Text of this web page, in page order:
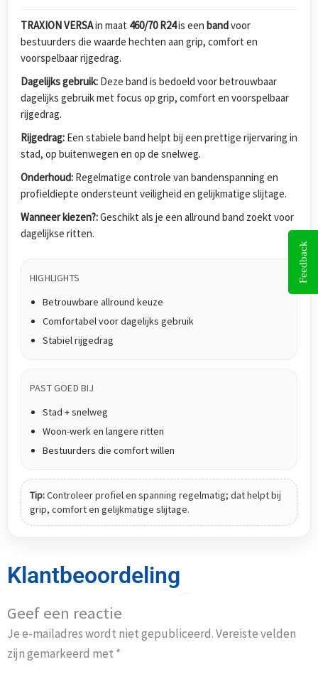
TRAXION VERSAin maat 460/70 R24is een bandvoor
bestuurders die waarde hechten aan grip, comfort en
voorspelbaar rijgedrag.
Dagelijks gebruik: Deze band is bedoeld voor betrouwbaar
dagelijks gebruik met focus op grip, comfort en voorspelbaar
rijgedrag.
Rijgedrag: Een stabiele band helpt bij een prettige rijervaring in
stad, op buitenwegen en op de snelweg.
Onderhoud: Regelmatige controle van bandenspanning en
profieldiepte ondersteunt veiligheid en gelijkmatige slijtage.
Wanneer kiezen?:Geschikt als je een allround band zoekt voor
dagelijkse ritten.
HIGHLIGHTS
Betrouwbare allround keuze
Comfortabel voor dagelijks gebruik
Stabiel rijgedrag
PAST GOED BIJ
Stad + snelweg
Woon-werk en langere ritten
Bestuurders die comfort willen
Tip:Controleer profiel en spanning regelmatig; dat helpt bij
grip, comfort en gelijkmatige slijtage.
Klantbeoordeling
Geef een reactie
Je e-mailadres wordt niet gepubliceerd.Vereiste velden
zijn gemarkeerd met *
Feedback